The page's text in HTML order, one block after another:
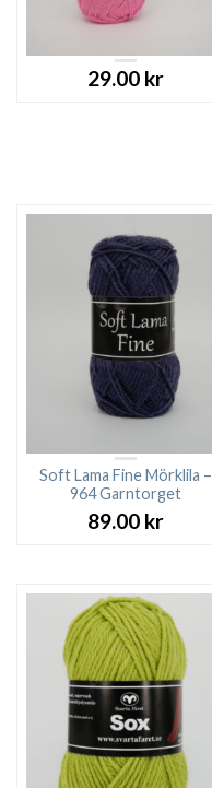
29.00 kr
Soft Lama Fine Mörklila –
964 Garntorget
89.00 kr